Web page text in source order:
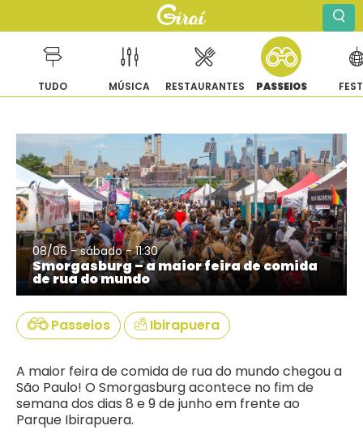
para
o
conteúdo
TUDO MÚSICA RESTAURANTES PASSEIOS
08/06 - sábado - 11:30
Smorgasburg – a maior feira de comida
de rua do mundo
Passeios Ibirapuera
A maior feira de comida de rua do mundo chegou a
São Paulo! O Smorgasburg acontece no fim de
semana dos dias 8 e 9 de junho em frente ao
Parque Ibirapuera.